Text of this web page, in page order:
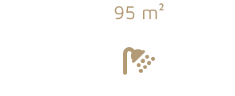
95 m²